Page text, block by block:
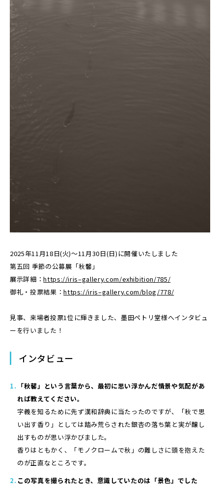
2025年11月18日(火)～11月30日(日)に開催いたしました
第五回 季節の公募展「秋馨」
展示詳細：https://iris–gallery.com/exhibition/785/
御礼・投票結果：https://iris–gallery.com/blog/778/
見事、来場者投票1位に輝きました、墨田ペトリ堂様へインタビュ
ーを行いました！
インタビュー
「秋馨」という言葉から、最初に思い浮かんだ情景や気配があ
れば教えてください。
字義を知るために先ず漢和辞典に当たったのですが、「秋で思
い出す香り」としては踏み荒らされた銀杏の落ち葉と実が醸し
出すものが思い浮かびました。
香りはともかく、「モノクロームで秋」の難しさに頭を抱えた
のが正直なところです。
この写真を撮られたとき、意識していたのは「景色」でした